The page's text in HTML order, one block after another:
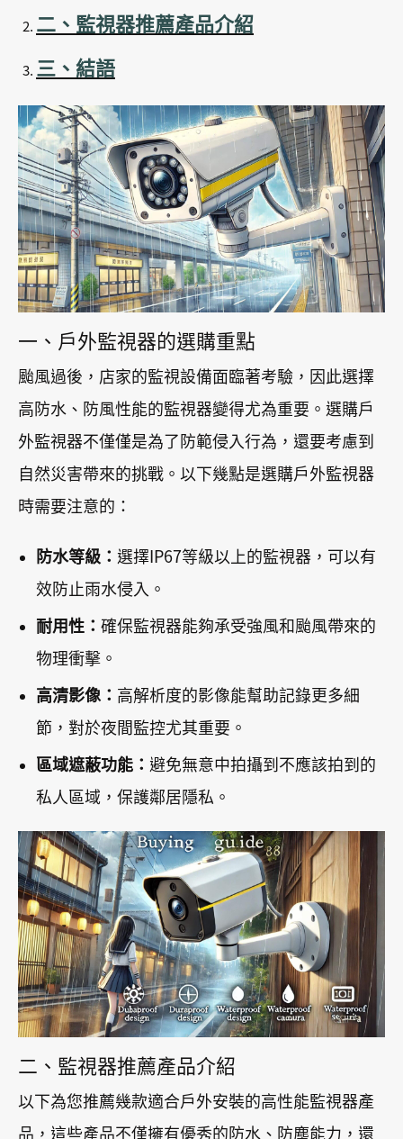
二、監視器推薦產品介紹
三、結語
一、戶外監視器的選購重點
颱風過後，店家的監視設備面臨著考驗，因此選擇
高防水、防風性能的監視器變得尤為重要。選購戶
外監視器不僅僅是為了防範侵入行為，還要考慮到
自然災害帶來的挑戰。以下幾點是選購戶外監視器
時需要注意的：
防水等級： 選擇IP67等級以上的監視器，可以有
效防止雨水侵入。
耐用性： 確保監視器能夠承受強風和颱風帶來的
物理衝擊。
高清影像： 高解析度的影像能幫助記錄更多細
節，對於夜間監控尤其重要。
區域遮蔽功能： 避免無意中拍攝到不應該拍到的
私人區域，保護鄰居隱私。
二、監視器推薦產品介紹
以下為您推薦幾款適合戶外安裝的高性能監視器產
品，這些產品不僅擁有優秀的防水、防塵能力，還